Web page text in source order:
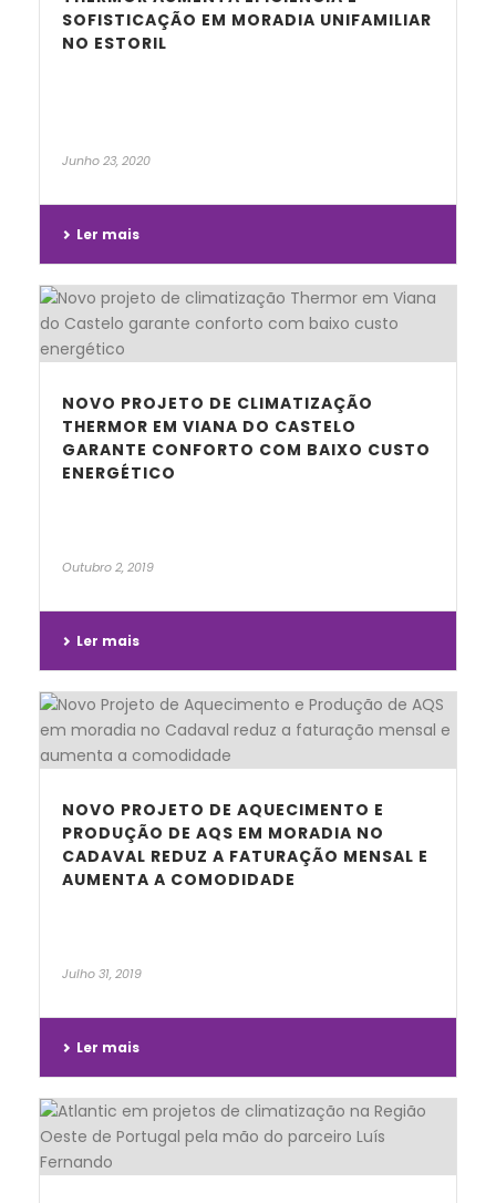
SOFISTICAÇÃO EM MORADIA UNIFAMILIAR
NO ESTORIL
Junho 23, 2020
Ler mais
NOVO PROJETO DE CLIMATIZAÇÃO
THERMOR EM VIANA DO CASTELO
GARANTE CONFORTO COM BAIXO CUSTO
ENERGÉTICO
Outubro 2, 2019
Ler mais
NOVO PROJETO DE AQUECIMENTO E
PRODUÇÃO DE AQS EM MORADIA NO
CADAVAL REDUZ A FATURAÇÃO MENSAL E
AUMENTA A COMODIDADE
Julho 31, 2019
Ler mais